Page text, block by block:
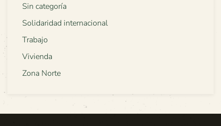
Sin categoría
Solidaridad internacional
Trabajo
Vivienda
Zona Norte